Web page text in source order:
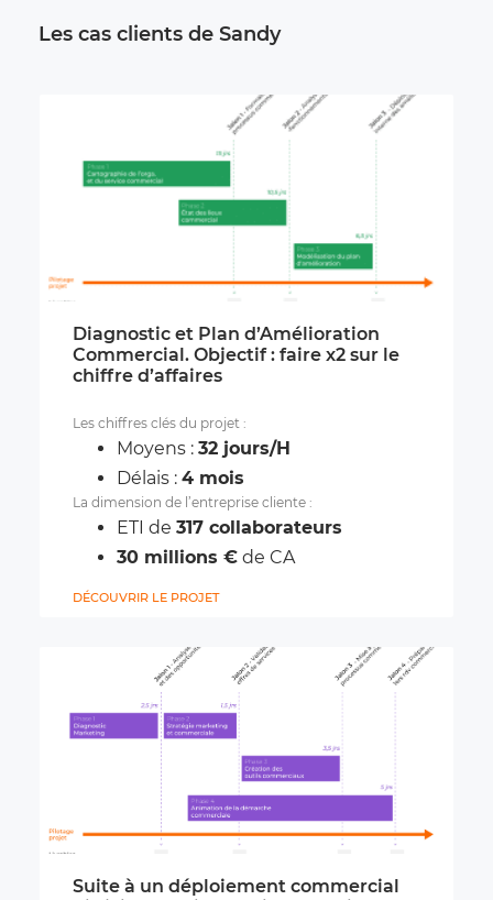
Les cas clients de Sandy
Diagnostic et Plan d’Amélioration
Commercial. Objectif : faire x2 sur le
chiffre d’affaires
Les chiffres clés du projet :
Moyens : 32 jours/H
Délais : 4 mois
La dimension de l’entreprise cliente :
ETI de 317 collaborateurs
30 millions € de CA
DÉCOUVRIR LE PROJET
Suite à un déploiement commercial